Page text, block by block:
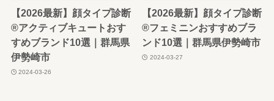
【2026最新】顔タイプ診断
®︎アクティブキュートおす
すめブランド10選｜群馬県
伊勢崎市
2024-03-26
【2026最新】顔タイプ診断
®︎フェミニンおすすめブラ
ンド10選｜群馬県伊勢崎市
2024-03-27